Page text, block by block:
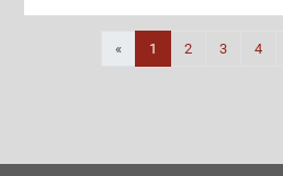
« 1 2 3 4